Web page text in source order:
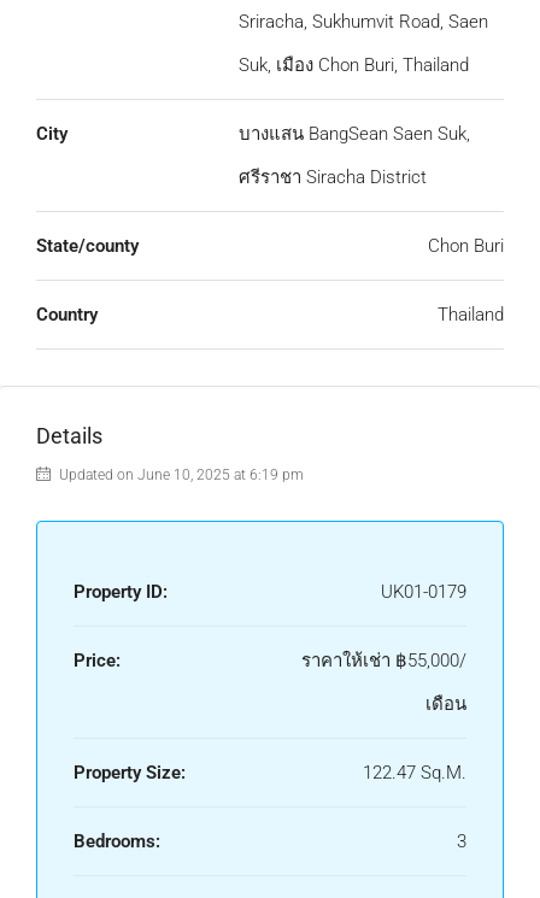
Sriracha, Sukhumvit Road, Saen
Suk, เมือง Chon Buri, Thailand
City
บางแสน BangSean Saen Suk,
ศรีราชา Siracha District
State/county Chon Buri
Country Thailand
Details
Updated on June 10, 2025 at 6:19 pm
Property ID: UK01-0179
Price: ราคาให้เช่า ฿55,000/
เดือน
Property Size: 122.47 Sq.M.
Bedrooms: 3